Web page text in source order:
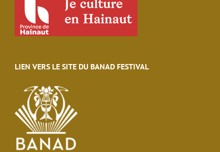
LIEN VERS LE SITE DU BANAD FESTIVAL